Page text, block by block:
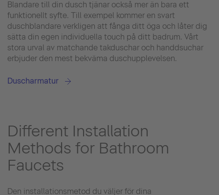
Blandare till din dusch tjänar också mer än bara ett
funktionellt syfte. Till exempel kommer en svart
duschblandare verkligen att fånga ditt öga och låter dig
sätta din egen individuella touch på ditt badrum. Vårt
stora urval av matchande takduschar och handdsuchar
erbjuder den mest bekväma duschupplevelsen.
Duscharmatur
Different Installation
Methods for Bathroom
Faucets
Den installationsmetod du väljer för dina